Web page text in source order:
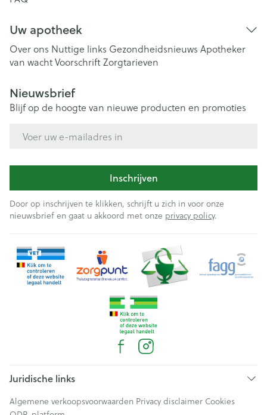
Uw apotheek
Over ons Nuttige links Gezondheidsnieuws Apotheker
van wachtVoorschriftZorgtarieven
Nieuwsbrief
Blijf op de hoogte van nieuwe producten en promoties
Inschrijven
Door op inschrijven te klikken, schrijft u zich in voor onze
nieuwsbrief en gaat u akkoord met onze privacy policy.
Juridische links
Algemene verkoopsvoorwaarden Privacy disclaimer Cookies